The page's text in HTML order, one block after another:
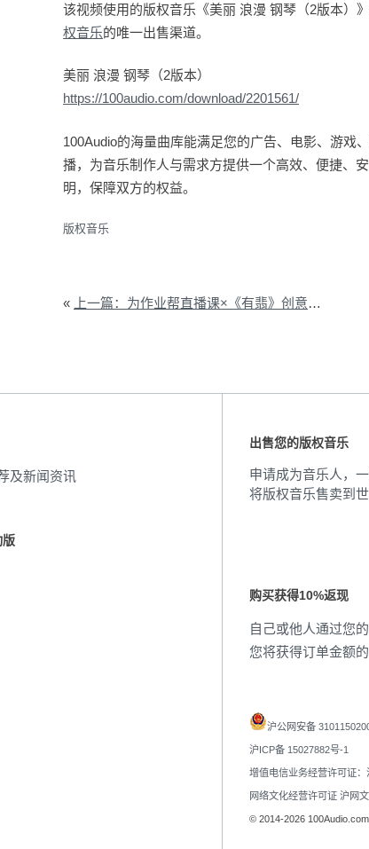
该视频使用的版权音乐《美丽 浪漫 钢琴（2版本）
权音乐的唯一出售渠道。
美丽 浪漫 钢琴（2版本）
https://100audio.com/download/2201561/
100Audio的海量曲库能满足您的广告、电影、游戏
播，为音乐制作人与需求方提供一个高效、便捷、
明，保障双方的权益。
版权音乐
« 上一篇：为作业帮直播课×《有翡》创意中插广告提供音乐版权
及新闻资讯
版
出售您的版权音乐
申请成为音乐人，
将版权音乐售卖到世
购买获得10%返现
自己或他人通过您
您将获得订单金额的
沪公网安备
沪ICP备 15027882号-1
增值电信业务经营许可证：
网络文化经营许可证 沪网
© 2014-2026